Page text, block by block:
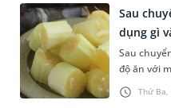
cũng cần
cung
làm khối u
triệu
rõ vai trò
hợp có thể
Thứ Ba,
Sau
dụng gì
Sau
độ ăn với
hơn.
như một